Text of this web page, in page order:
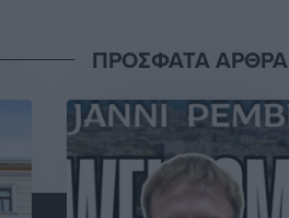
ΠΡΟΣΦΑΤΑ ΑΡΘΡΑ